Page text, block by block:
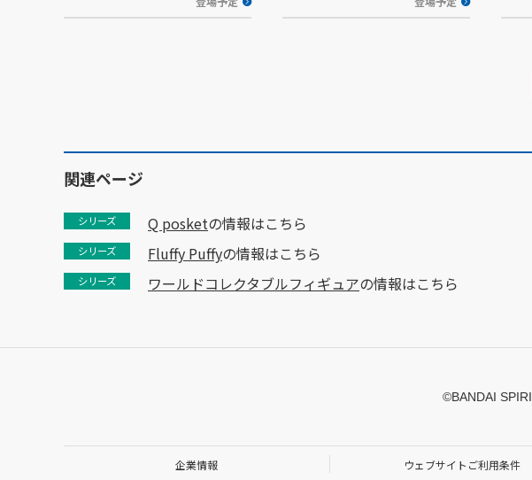
関連ページ
シリーズ Q posketの情報はこちら
シリーズ Fluffy Puffyの情報はこちら
シリーズ ワールドコレクタブルフィギュアの情報はこちら
©BANDAI
企業情報 ウェブサイトご利用条件